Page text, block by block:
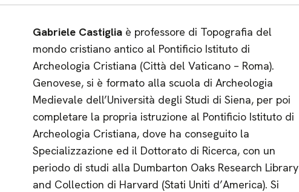
Gabriele Castiglia è professore di Topografia del
mondo cristiano antico al Pontificio Istituto di
Archeologia Cristiana (Città del Vaticano – Roma).
Genovese, si è formato alla scuola di Archeologia
Medievale dell’Università degli Studi di Siena, per poi
completare la propria istruzione al Pontificio Istituto di
Archeologia Cristiana, dove ha conseguito la
Specializzazione ed il Dottorato di Ricerca, con un
periodo di studi alla Dumbarton Oaks Research Library
and Collection di Harvard (Stati Uniti d’America). Si